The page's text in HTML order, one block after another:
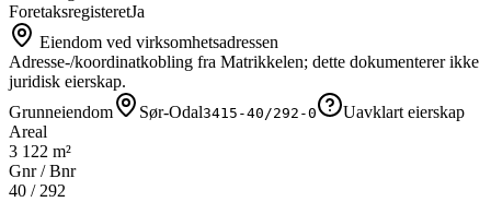
ForetaksregisteretJa
Eiendom ved virksomhetsadressen
Adresse-/koordinatkobling fra Matrikkelen; dette dokumenterer ikke
juridisk eierskap.
Grunneiendom
Sør-Odal3415-40/292-0
Uavklart eierskap
Areal
3 122 m²
Gnr / Bnr
40 /292